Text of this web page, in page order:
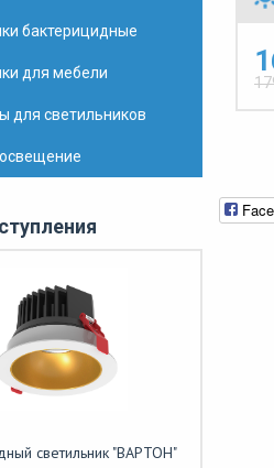
бактерицидные
для мебели
для светильников
светильник "ВАРТОН"